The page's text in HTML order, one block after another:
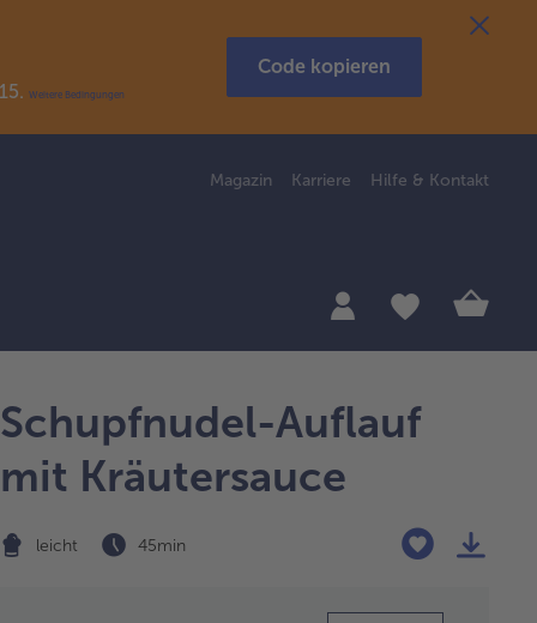
Weitere Bedingungen
Code kopieren
Magazin Karriere Hilfe & Kontakt
Schupfnudel-Auflauf
mit Kräutersauce
leicht 45 min